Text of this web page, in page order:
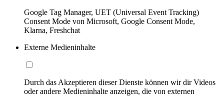
Google Tag Manager, UET (Universal Event Tracking)
Consent Mode von Microsoft, Google Consent Mode,
Klarna, Freshchat
Externe Medieninhalte
Durch das Akzeptieren dieser Dienste können wir dir Videos
oder andere Medieninhalte anzeigen, die von externen